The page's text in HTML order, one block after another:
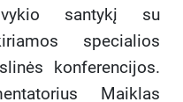
santykį su
specialios
konferencijos.
Maiklas